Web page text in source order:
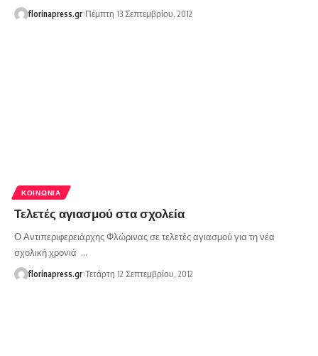
florinapress.gr Πέμπτη 13 Σεπτεμβρίου, 2012
ΚΟΙΝΩΝΊΑ
Τελετές αγιασμού στα σχολεία
Ο Αντιπεριφερειάρχης Φλώρινας σε τελετές αγιασμού για τη νέα
σχολική χρονιά …
florinapress.gr Τετάρτη 12 Σεπτεμβρίου, 2012